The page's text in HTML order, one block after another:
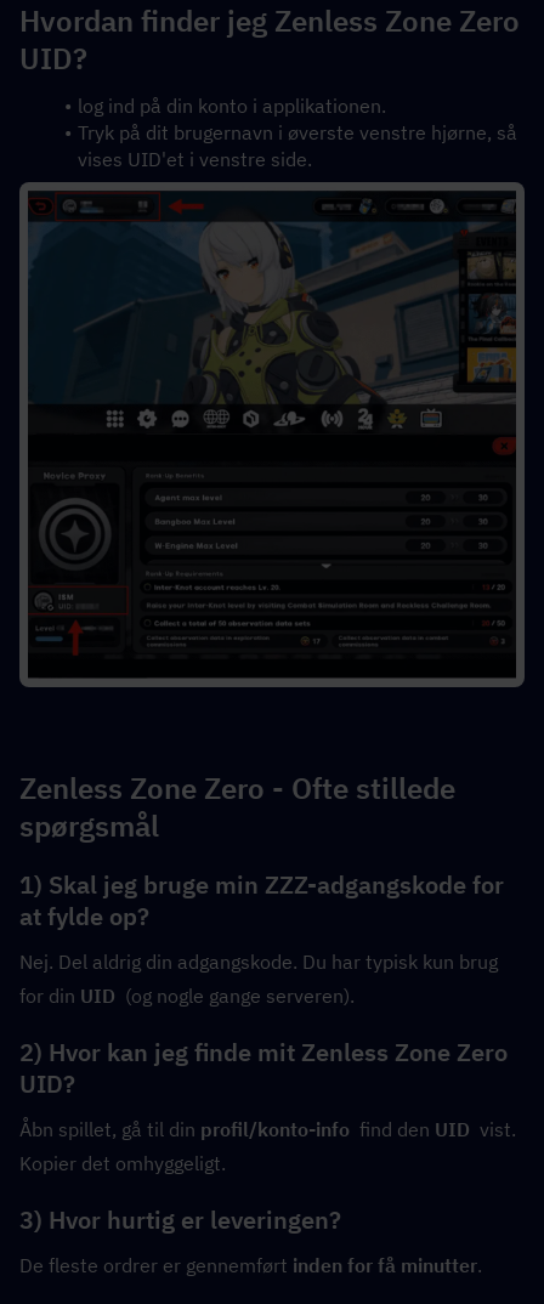
Hvordan finder jeg Zenless Zone Zero
UID?
log ind på din konto i applikationen.
Tryk på dit brugernavn i øverste venstre hjørne, så
vises UID'et i venstre side.
Zenless Zone Zero - Ofte stillede
spørgsmål
1) Skal jeg bruge min ZZZ-adgangskode for
at fylde op?
Nej. Del aldrig din adgangskode. Du har typisk kun brug
for din UID
  (og nogle gange serveren).
2) Hvor kan jeg finde mit Zenless Zone Zero
UID?
Åbn spillet, gå til din profil/konto-info
  find den
UID
  vist.
Kopier det omhyggeligt.
3) Hvor hurtig er leveringen?
De fleste ordrer er gennemført inden for få minutter.